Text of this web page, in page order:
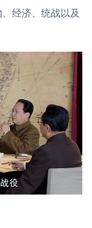
经济、统战以及